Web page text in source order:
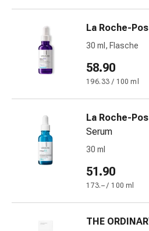
Nieren-
Blasenbeschwerden
Schmerzen
Kopfschmerzen
Migräne
Gelenkschmerzen
Schmerzmittel
Schmerztherapie
La Roche-
30 ml, Flasche
58.90
196.33 / 100 ml
La Roche-
Serum
30 ml
51.90
173.– / 100 ml
THE